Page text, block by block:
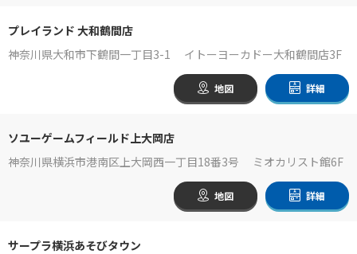
プレイランド 大和鶴間店
神奈川県大和市下鶴間一丁目3-1 イトーヨーカドー大和鶴間店3F
地図 詳細
ソユーゲームフィールド上大岡店
神奈川県横浜市港南区上大岡西一丁目18番3号 ミオカリスト館6F
地図 詳細
サープラ横浜あそびタウン